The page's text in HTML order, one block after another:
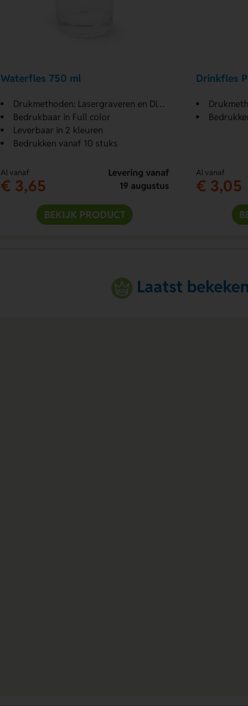
Waterfles 750 ml
Drukmethoden: Lasergraveren en Digital High Gloss
Bedrukbaar in Full color
Leverbaar in 2 kleuren
Bedrukken vanaf 10 stuks
Al vanaf
€ 3,65
Levering vanaf
19 augustus
BEKIJK PRODUCT
Drinkfles
Al vanaf
€ 3,05
Laatst